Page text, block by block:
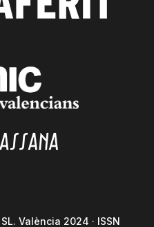
València 2024 · ISSN